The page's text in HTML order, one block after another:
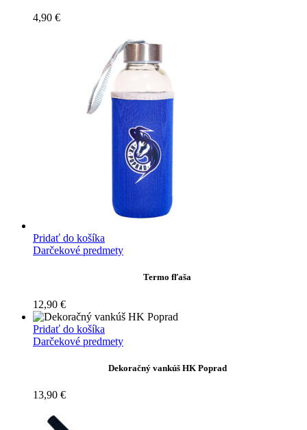
4,90 €
Pridať do košíka
Darčekové predmety
Termo fľaša
12,90 €
Pridať do košíka
Darčekové predmety
Dekoračný vankúš HK Poprad
13,90 €